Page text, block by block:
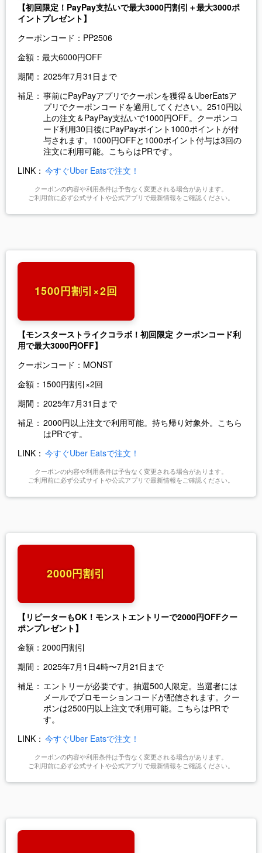
【初回限定！PayPay支払いで最大3000円割引＋最大3000ポ
イントプレゼント】
クーポンコード： PP2506
金額： 最大6000円OFF
期間： 2025年7月31日まで
補足： 事前にPayPayアプリでクーポンを獲得＆UberEatsア
プリでクーポンコードを適用してください。2510円以
上の注文＆PayPay支払いで1000円OFF。クーポンコ
ード利用30日後にPayPayポイント1000ポイントが付
与されます。1000円OFFと1000ポイント付与は3回の
注文に利用可能。こちらはPRです。
LINK： 今すぐUber Eatsで注文！
クーポンの内容や利用条件は予告なく変更される場合があります。
ご利用前に必ず公式サイトや公式アプリで最新情報をご確認ください。
1500円割引×2回
【モンスターストライクコラボ！初回限定 クーポンコード利
用で最大3000円OFF】
クーポンコード： MONST
金額： 1500円割引×2回
期間： 2025年7月31日まで
補足： 2000円以上注文で利用可能。持ち帰り対象外。こちら
はPRです。
LINK： 今すぐUber Eatsで注文！
クーポンの内容や利用条件は予告なく変更される場合があります。
ご利用前に必ず公式サイトや公式アプリで最新情報をご確認ください。
2000円割引
【リピーターもOK！モンストエントリーで2000円OFFクー
ポンプレゼント】
金額： 2000円割引
期間： 2025年7月1日4時〜7月21日まで
補足： エントリーが必要です。抽選500人限定。当選者には
メールでプロモーションコードが配信されます。クー
ポンは2500円以上注文で利用可能。こちらはPRで
す。
LINK： 今すぐUber Eatsで注文！
クーポンの内容や利用条件は予告なく変更される場合があります。
ご利用前に必ず公式サイトや公式アプリで最新情報をご確認ください。